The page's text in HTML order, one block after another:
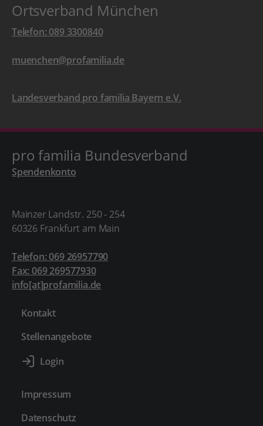
Ortsverband München
Telefon: 089 3300840
muenchen@profamilia.de
Landesverband pro familia Bayern e.V.
pro familia Bundesverband
Spendenkonto
Mainzer Landstr. 250 - 254
60326 Frankfurt am Main
Telefon: 069 26957790
Fax: 069 269577930
info[at]profamilia.de
Kontakt
Stellenangebote
Impressum
Datenschutz